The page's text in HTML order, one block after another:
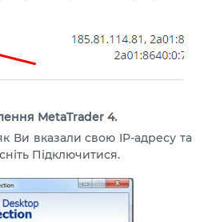
MetaTrader 4.
Ви вказали свою IP-адресу та
Підключитися.